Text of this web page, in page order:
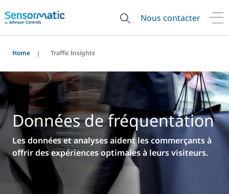
Nous contacter
Home Traffic Insights
Données de fréquentation
Les données et analyses aident les commerçants à
offrir des expériences optimales à leurs visiteurs.